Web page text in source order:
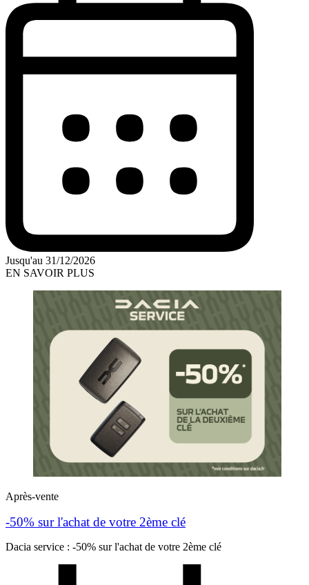
Jusqu'au 31/12/2026
EN SAVOIR PLUS
Après-vente
-50% sur l'achat de votre 2ème clé
Dacia service : -50% sur l'achat de votre 2ème clé